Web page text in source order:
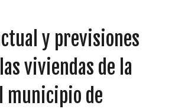
INICIATIVAS
y previsiones
viviendas de la
municipio de